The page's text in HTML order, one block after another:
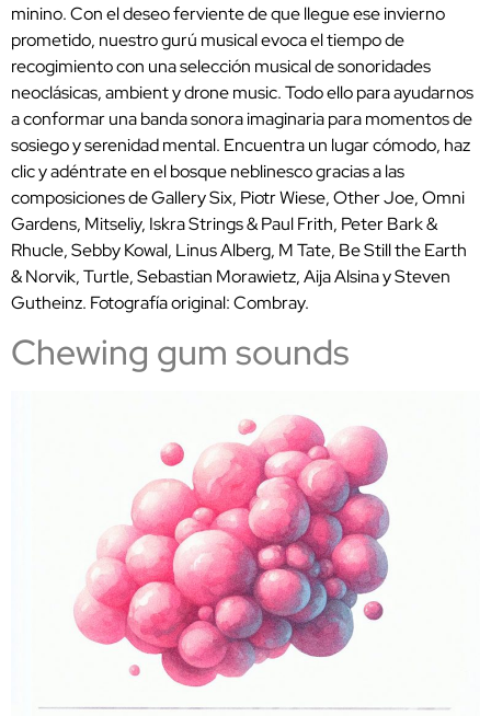
minino. Con el deseo ferviente de que llegue ese invierno
prometido, nuestro gurú musical evoca el tiempo de
recogimiento con una selección musical de sonoridades
neoclásicas, ambient y drone music. Todo ello para ayudarnos
a conformar una banda sonora imaginaria para momentos de
sosiego y serenidad mental. Encuentra un lugar cómodo, haz
clic y adéntrate en el bosque neblinesco gracias a las
composiciones de Gallery Six, Piotr Wiese, Other Joe, Omni
Gardens, Mitseliy, Iskra Strings & Paul Frith, Peter Bark &
Rhucle, Sebby Kowal, Linus Alberg, M Tate, Be Still the Earth
& Norvik, Turtle, Sebastian Morawietz, Aija Alsina y Steven
Gutheinz. Fotografía original: Combray.
Chewing gum sounds